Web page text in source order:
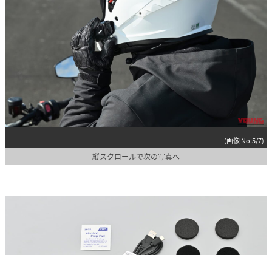
(画像 No.5/7)
縦スクロールで次の写真へ